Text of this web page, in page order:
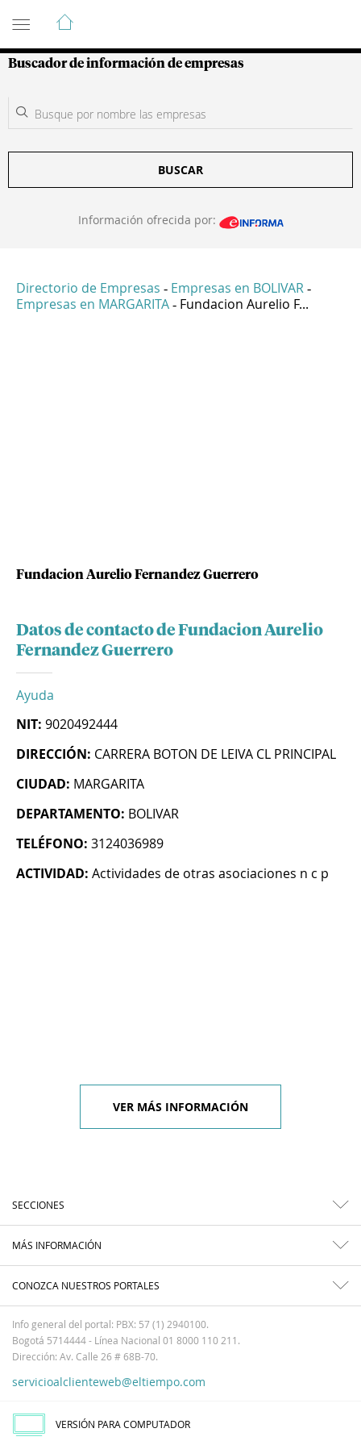
Guía de Empresas Colombianas
Buscador de información de empresas
BUSCAR
Información ofrecida por:
Directorio de Empresas - Empresas en BOLIVAR -
Empresas en MARGARITA - Fundacion Aurelio F...
Fundacion Aurelio Fernandez Guerrero
Datos de contacto de Fundacion Aurelio
Fernandez Guerrero
Ayuda
NIT: 9020492444
DIRECCIÓN: CARRERA BOTON DE LEIVA CL PRINCIPAL
CIUDAD: MARGARITA
DEPARTAMENTO: BOLIVAR
TELÉFONO: 3124036989
ACTIVIDAD: Actividades de otras asociaciones n c p
VER MÁS INFORMACIÓN
SECCIONES
MÁS INFORMACIÓN
CONOZCA NUESTROS PORTALES
Info general del portal: PBX: 57 (1) 2940100.
Bogotá 5714444 - Línea Nacional 01 8000 110 211.
Dirección: Av. Calle 26 # 68B-70.
servicioalclienteweb@eltiempo.com
VERSIÓN PARA COMPUTADOR